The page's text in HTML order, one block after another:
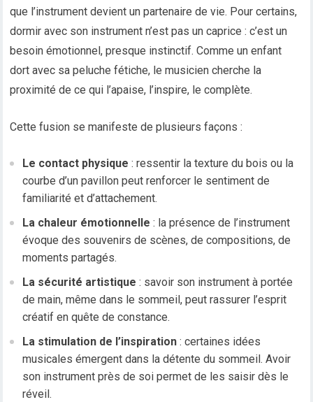
que l’instrument devient un partenaire de vie. Pour certains,
dormir avec son instrument n’est pas un caprice : c’est un
besoin émotionnel, presque instinctif. Comme un enfant
dort avec sa peluche fétiche, le musicien cherche la
proximité de ce qui l’apaise, l’inspire, le complète.
Cette fusion se manifeste de plusieurs façons :
Le contact physique : ressentir la texture du bois ou la
courbe d’un pavillon peut renforcer le sentiment de
familiarité et d’attachement.
La chaleur émotionnelle : la présence de l’instrument
évoque des souvenirs de scènes, de compositions, de
moments partagés.
La sécurité artistique : savoir son instrument à portée
de main, même dans le sommeil, peut rassurer l’esprit
créatif en quête de constance.
La stimulation de l’inspiration : certaines idées
musicales émergent dans la détente du sommeil. Avoir
son instrument près de soi permet de les saisir dès le
réveil.